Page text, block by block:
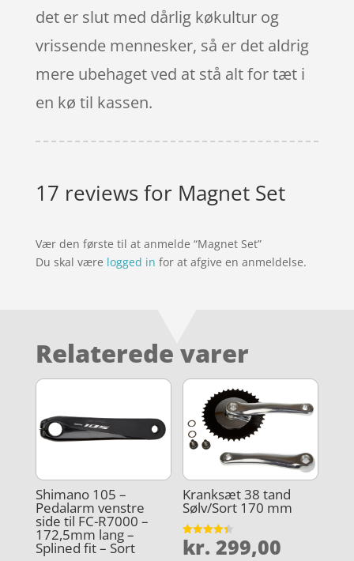
det er slut med dårlig køkultur og
vrissende mennesker, så er det aldrig
mere ubehaget ved at stå alt for tæt i
en kø til kassen.
17 reviews for Magnet Set
Vær den første til at anmelde “Magnet Set”
Du skal være logged in for at afgive en anmeldelse.
Relaterede varer
Shimano 105 –
Pedalarm venstre
side til FC-R7000 –
172,5mm lang –
Splined fit – Sort
Kranksæt 38 tand
Sølv/Sort 170 mm
Vurderet
4.4
kr. 299,00